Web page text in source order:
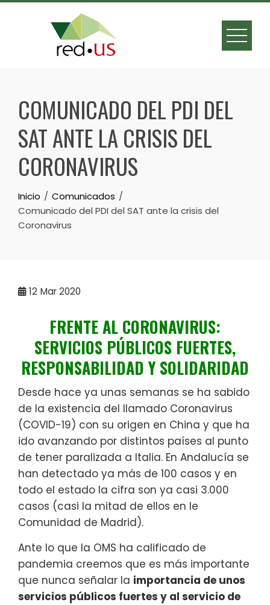
Skip
COMUNICADO DEL PDI DEL
SAT ANTE LA CRISIS DEL
CORONAVIRUS
Inicio
Comunicados
Comunicado del PDI del SAT ante la crisis del
Coronavirus
12 Mar 2020
FRENTE AL CORONAVIRUS:
SERVICIOS PÚBLICOS FUERTES,
RESPONSABILIDAD Y SOLIDARIDAD
Desde hace ya unas semanas se ha sabido
de la existencia del llamado Coronavirus
(COVID-19) con su origen en China y que ha
ido avanzando por distintos países al punto
de tener paralizada a Italia. En Andalucía se
han detectado ya más de 100 casos y en
todo el estado la cifra son ya casi 3.000
casos (casi la mitad de ellos en le
Comunidad de Madrid).
Ante lo que la OMS ha calificado de
pandemia creemos que es más importante
que nunca señalar la importancia de unos
servicios públicos fuertes y al servicio de